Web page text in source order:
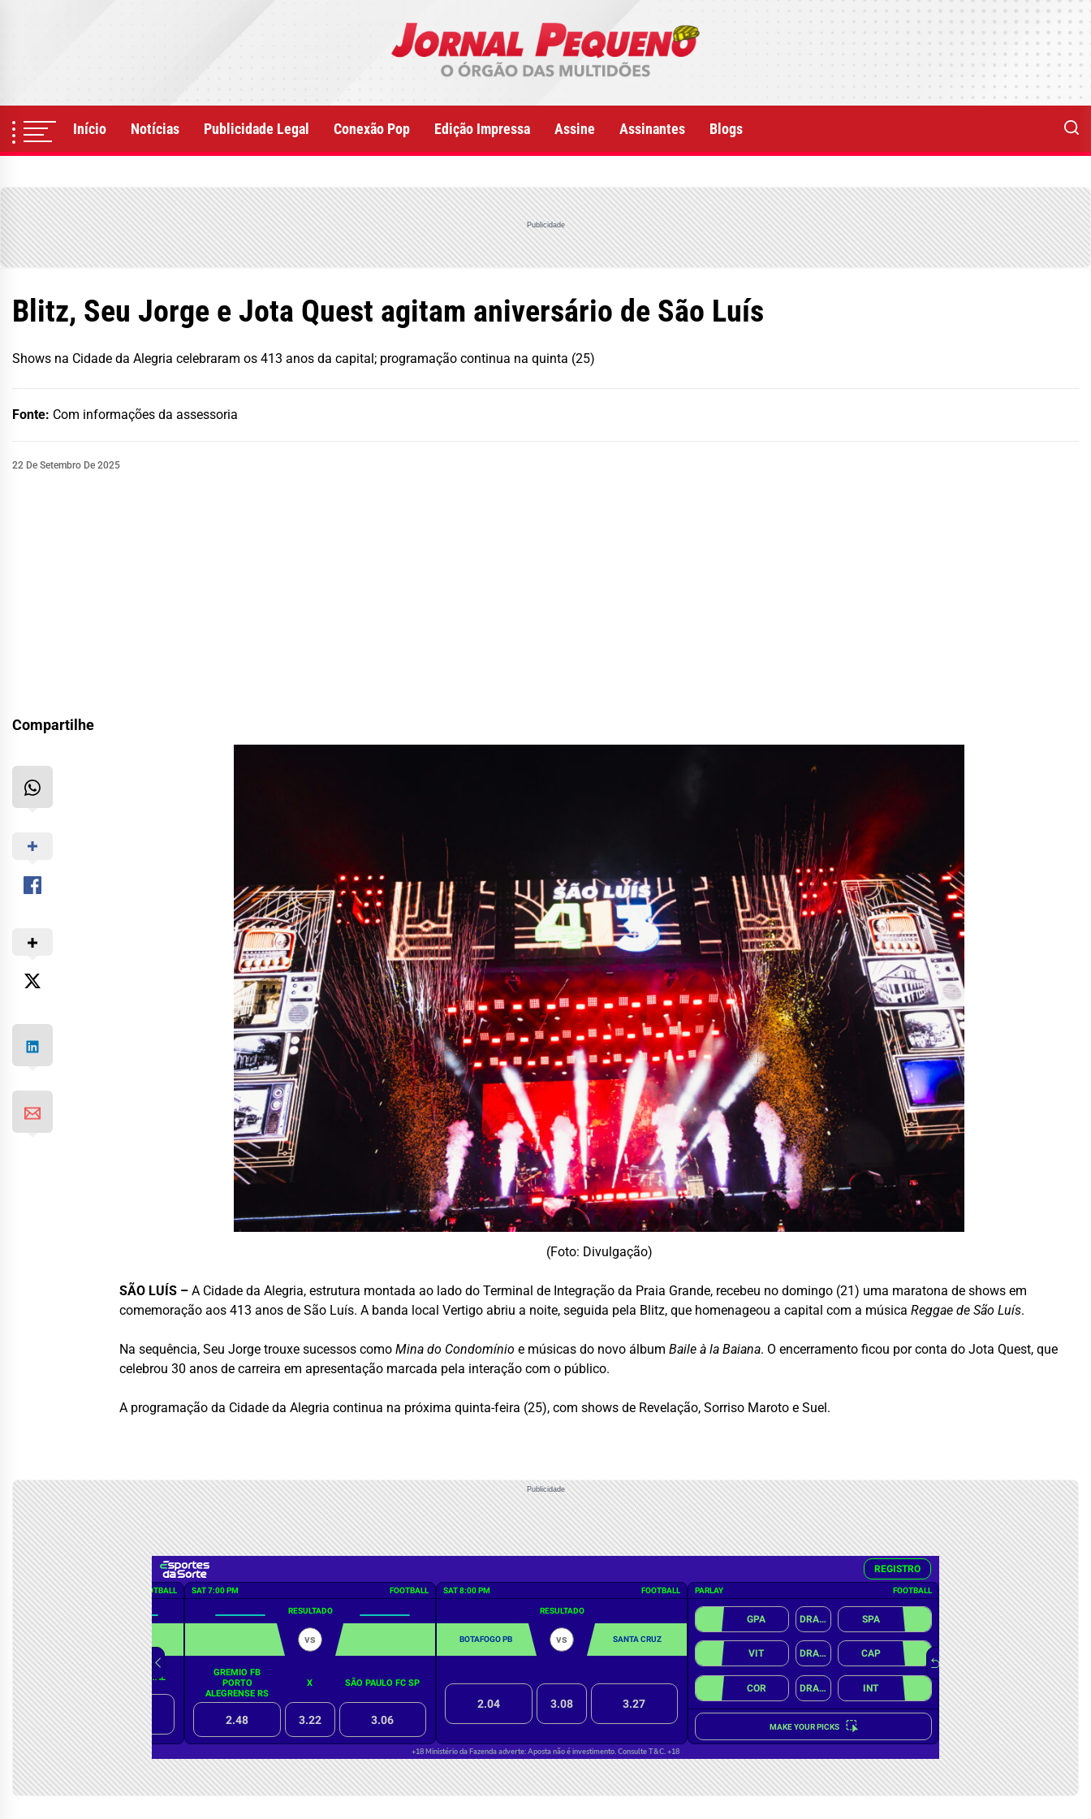
Início Notícias Publicidade Legal Conexão Pop Edição Impressa Assine Assinantes Blogs
Publicidade
Blitz, Seu Jorge e Jota Quest agitam aniversário de São Luís
Shows na Cidade da Alegria celebraram os 413 anos da capital; programação continua na quinta (25)
Fonte: Com informações da assessoria
22 De Setembro De 2025
Compartilhe
(Foto: Divulgação)
SÃO LUÍS – A Cidade da Alegria, estrutura montada ao lado do Terminal de Integração da Praia Grande, recebeu no domingo (21) uma maratona de shows em
comemoração aos 413 anos de São Luís. A banda local Vertigo abriu a noite, seguida pela Blitz, que homenageou a capital com a músicaReggae de São Luís.
Na sequência, Seu Jorge trouxe sucessos comoMina do Condomínio e músicas do novo álbumBaile à la Baiana. O encerramento ficou por conta do Jota Quest, que
celebrou 30 anos de carreira em apresentação marcada pela interação com o público.
A programação da Cidade da Alegria continua na próxima quinta-feira (25), com shows de Revelação, Sorriso Maroto e Suel.
Publicidade